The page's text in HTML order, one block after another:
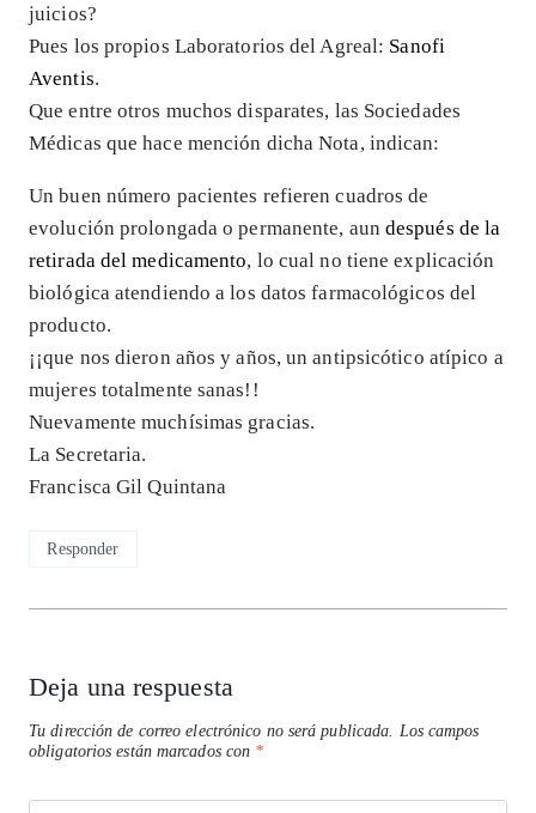
juicios?
Pues los propios Laboratorios del Agreal: Sanofi
Aventis.
Que entre otros muchos disparates, las Sociedades
Médicas que hace mención dicha Nota, indican:
Un buen número pacientes refieren cuadros de
evolución prolongada o permanente, aun después de la
retirada del medicamento, lo cual no tiene explicación
biológica atendiendo a los datos farmacológicos del
producto.
¡¡que nos dieron años y años, un antipsicótico atípico a
mujeres totalmente sanas!!
Nuevamente muchísimas gracias.
La Secretaria.
Francisca Gil Quintana
Responder
Deja una respuesta
Tu dirección de correo electrónico no será publicada.
Los campos
obligatorios están marcados con *